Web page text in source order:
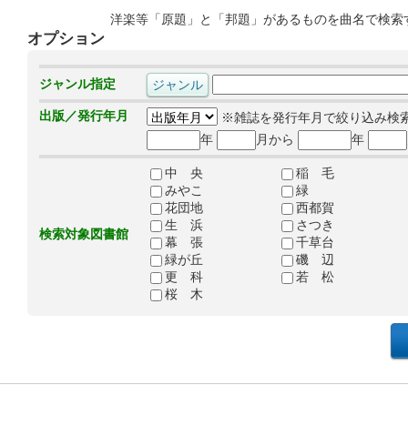
洋楽等「原題」と「邦題」があるものを曲名で検
オプション
ジャンル指定
出版／発行年月
※雑誌を発行年月で絞り込み検
年
月から 年
検索対象図書館
中 央
稲 毛
みやこ
緑
花団地
西都賀
生 浜
さつき
幕 張
千草台
緑が丘
磯 辺
更 科
若 松
桜 木